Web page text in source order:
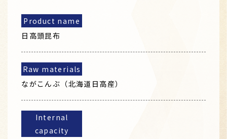
Product name
日高頭昆布
Raw materials
ながこんぶ（北海道日高産）
Internal
capacity